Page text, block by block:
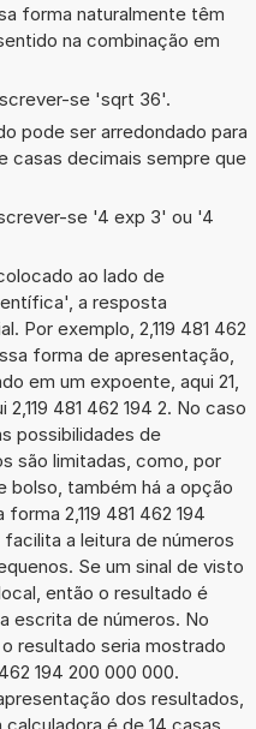
forma naturalmente têm
na combinação em
se 'sqrt 36'.
pode ser arredondado para
casas decimais sempre que
se '4 exp 3' ou '4
ao lado de
a resposta
Por exemplo, 2,119 481 462
forma de apresentação,
em um expoente, aqui 21,
481 462 194 2. No caso
possibilidades de
são limitadas, como, por
bolso, também há a opção
2,119 481 462 194
facilita a leitura de números
Se um sinal de visto
então o resultado é
escrita de números. No
resultado seria mostrado
194 200 000 000.
dos resultados,
é de 14 casas